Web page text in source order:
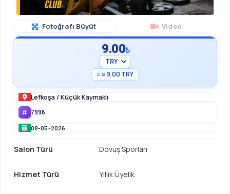
Fotoğrafı Büyüt Video
9.00₺
≈ 9.00 TRY
Lefkoşa/Küçük Kaymaklı
7996
08-05-2026
Salon Türü Dövüş Sporları
Hizmet Türü Yıllık Üyelik